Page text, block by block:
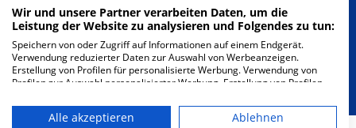
Besondere Merkmale
Berücksichtigung von besonderem
Ernährungsbedarf
Wir und unsere Partner verarbeiten Daten, um die
Leistung der Website zu analysieren und Folgendes zu tun:
Speichern von oder Zugriff auf Informationen auf einem Endgerät.
Verwendung reduzierter Daten zur Auswahl von Werbeanzeigen.
Erstellung von Profilen für personalisierte Werbung. Verwendung von
Profilen zur Auswahl personalisierter Werbung. Erstellung von Profilen
personalisierter Inhalte. Messung der Werbeleistung. Messung der
Performance von Inhalten. Analyse von Zielgruppen durch Statistiken
Alle akzeptieren
Ablehnen